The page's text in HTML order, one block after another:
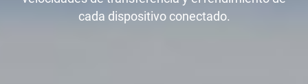
cada dispositivo conectado.